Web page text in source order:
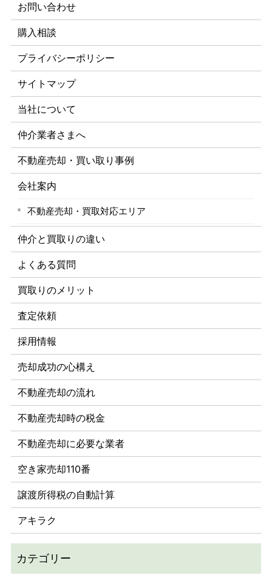
お問い合わせ
購入相談
プライバシーポリシー
サイトマップ
当社について
仲介業者さまへ
不動産売却・買い取り事例
会社案内
不動産売却・買取対応エリア
仲介と買取りの違い
よくある質問
買取りのメリット
査定依頼
採用情報
売却成功の心構え
不動産売却の流れ
不動産売却時の税金
不動産売却に必要な業者
空き家売却110番
譲渡所得税の自動計算
アキラク